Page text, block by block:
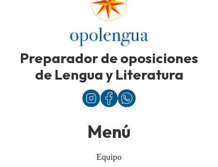
Preparador de oposiciones
de Lengua y Literatura
Menú
Equipo